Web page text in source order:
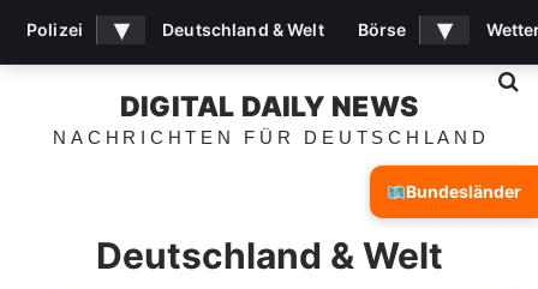
DIGITAL DAILY NEWS
NACHRICHTEN FÜR DEUTSCHLAND
Deutschland & Welt
Polizei ▾ Deutschland & Welt Börse ▾
Bundesländer